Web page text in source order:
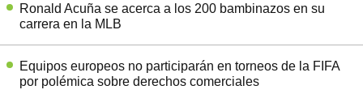
Ronald Acuña se acerca a los 200 bambinazos en su
carrera en la MLB
Equipos europeos no participarán en torneos de la FIFA
por polémica sobre derechos comerciales